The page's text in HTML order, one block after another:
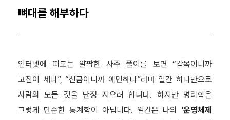
뼈대를 해부하다
인터넷에 떠도는 얄팍한 사주 풀이를 보면 “갑목이니까
고집이 세다”, “신금이니까 예민하다”라며 일간 하나만으로
사람의 모든 것을 단정 지으려 합니다. 하지만 명리학은
그렇게 단순한 통계학이 아닙니다. 일간은 나의 ‘운영체제